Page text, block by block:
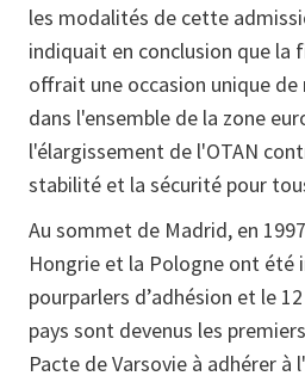
les modalités de cette
indiquait en conclusion que la
offrait une occasion unique
dans l'ensemble de la zone
l'élargissement de l'OTAN
stabilité et la sécurité pour
Au sommet de Madrid, en
Hongrie et la Pologne ont été
pourparlers d’adhésion et le
pays sont devenus les
Pacte de Varsovie à adhérer à